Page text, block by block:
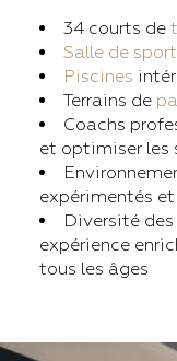
34 courts de
Salle de sport
Piscines
Terrains de
Coachs
et optimiser les
expérimentés
Diversité
expérience
tous les âges